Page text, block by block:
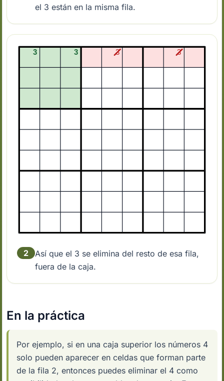
el 3 están en la misma fila.
2
Así que el 3 se elimina del resto de esa fila,
fuera de la caja.
En la práctica
Por ejemplo, si en una caja superior los números 4
solo pueden aparecer en celdas que forman parte
de la fila 2, entonces puedes eliminar el 4 como